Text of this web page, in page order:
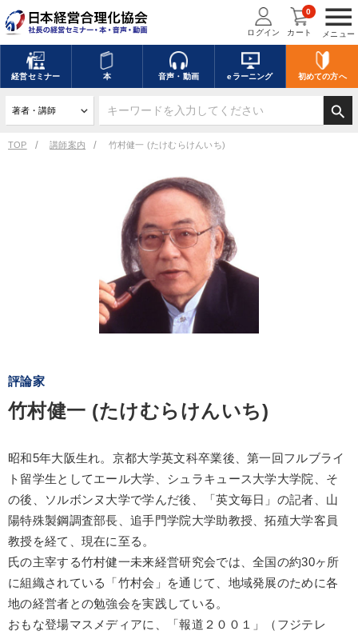
menu
メニュー
ログイン カート
0
経営セミナー 本 音声・動画 eラーニング 初めての方へ
search
TOP 講師案内 竹村健一 (たけむらけんいち)
評論家
竹村健一 (たけむらけんいち)
昭和5年大阪生れ。京都大学英文科卒業後、第一回フルブライ
ト留学生としてエール大学、シュラキュース大学大学院、そ
の後、ソルボンヌ大学で学んだ後、「英文毎日」の記者、山
陽特殊製鋼調査部長、追手門学院大学助教授、拓殖大学客員
教授を経て、現在に至る。
氏の主宰する竹村健一未来経営研究会では、全国の約30ヶ所
に組織されている「竹村会」を通じて、地域発展のために各
地の経営者との勉強会を実践している。
おもな登場マスメディアに、「報道２００１」（フジテレ